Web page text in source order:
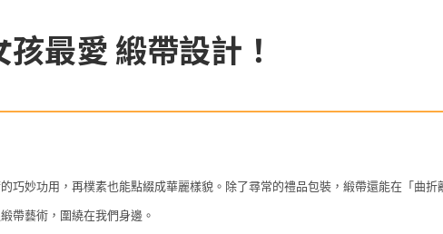
最愛 緞帶設計！
巧妙功用，再樸素也能點綴成華麗樣貌。除了尋常的禮品包裝，緞帶還能在「曲折
帶藝術，圍繞在我們身邊。